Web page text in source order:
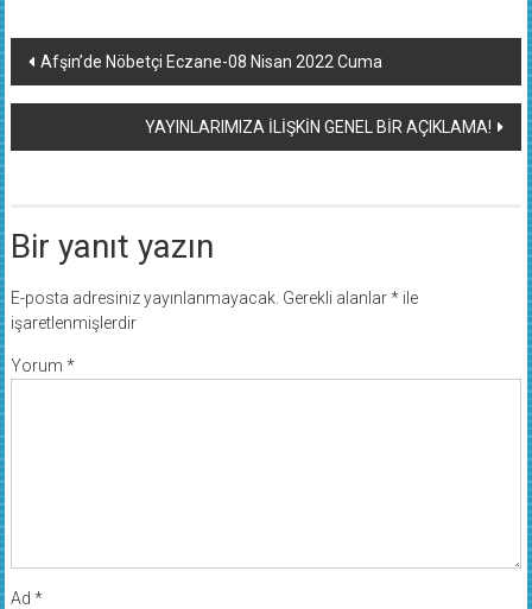
Yazı
dolaşımı
Afşin’de Nöbetçi Eczane-08 Nisan 2022 Cuma
YAYINLARIMIZA İLİŞKİN GENEL BİR AÇIKLAMA!
Bir yanıt yazın
E-posta adresiniz yayınlanmayacak. Gerekli alanlar*ile
işaretlenmişlerdir
Yorum *
Ad *